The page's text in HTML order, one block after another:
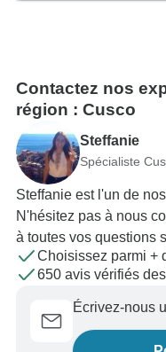
Contactez nos
région : Cusco
Steffanie
Spécialiste
Steffanie est l'un de
N'hésitez pas à nous
à toutes vos questions
Choisissez parmi +
650 avis vérifiés
Écrivez-nous